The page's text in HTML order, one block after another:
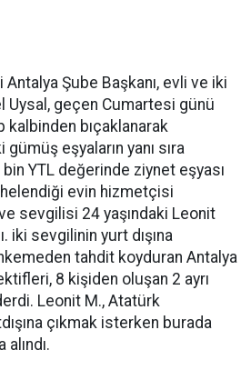
Şube Başkanı, evli ve iki
Uysal, geçen Cumartesi günü
kalbinden bıçaklanarak
eşyaların yanı sıra
YTL değerinde ziynet eşyası
evin hizmetçisi
sevgilisi 24 yaşındaki Leonit
iki sevgilinin yurt dışına
tahdit koyduran Antalya
8 kişiden oluşan 2 ayrı
Leonit M., Atatürk
çıkmak isterken burada